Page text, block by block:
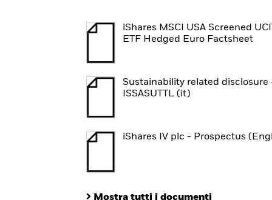
iShares MSCI USA Screened
ETF Hedged Euro Factsheet
Sustainability related disclosure
ISSASUTTL (it)
iShares IV plc - Prospectus
Mostra tutti i documenti